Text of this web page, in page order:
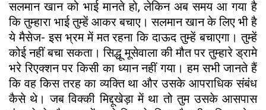
सलमान खान को भाई मानते हो, लेकिन अब समय आ गया है
कि तुम्हारा भाई तुम्हें आकर बचाए। सलमान खान के लिए भी है
ये मैसेज- इस भ्रम में मत रहना कि दाऊद तुम्हें बचाएगा। तुम्हें
कोई नहीं बचा सकता। सिद्धू मूसेवाला की मौत पर तुम्हारे ड्रामे
भरे रिएक्शन पर किसी का ध्यान नहीं गया। हम सभी जानते हैं
कि वह किस तरह का व्यक्ति था और उसके आपराधिक संबंध
कैसे थे। जब विक्की मिद्दूखेड़ा में था तो तुम उसके आसपास